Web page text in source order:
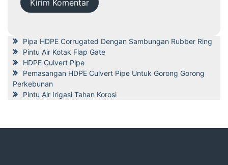
Pipa HDPE Corrugated Dengan Sambungan Rubber Ring
Pintu Air Kotak Flap Gate
HDPE Culvert Pipe
Pemasangan HDPE Culvert Pipe Untuk Gorong Gorong
Perkebunan
Pintu Air Irigasi Tahan Korosi